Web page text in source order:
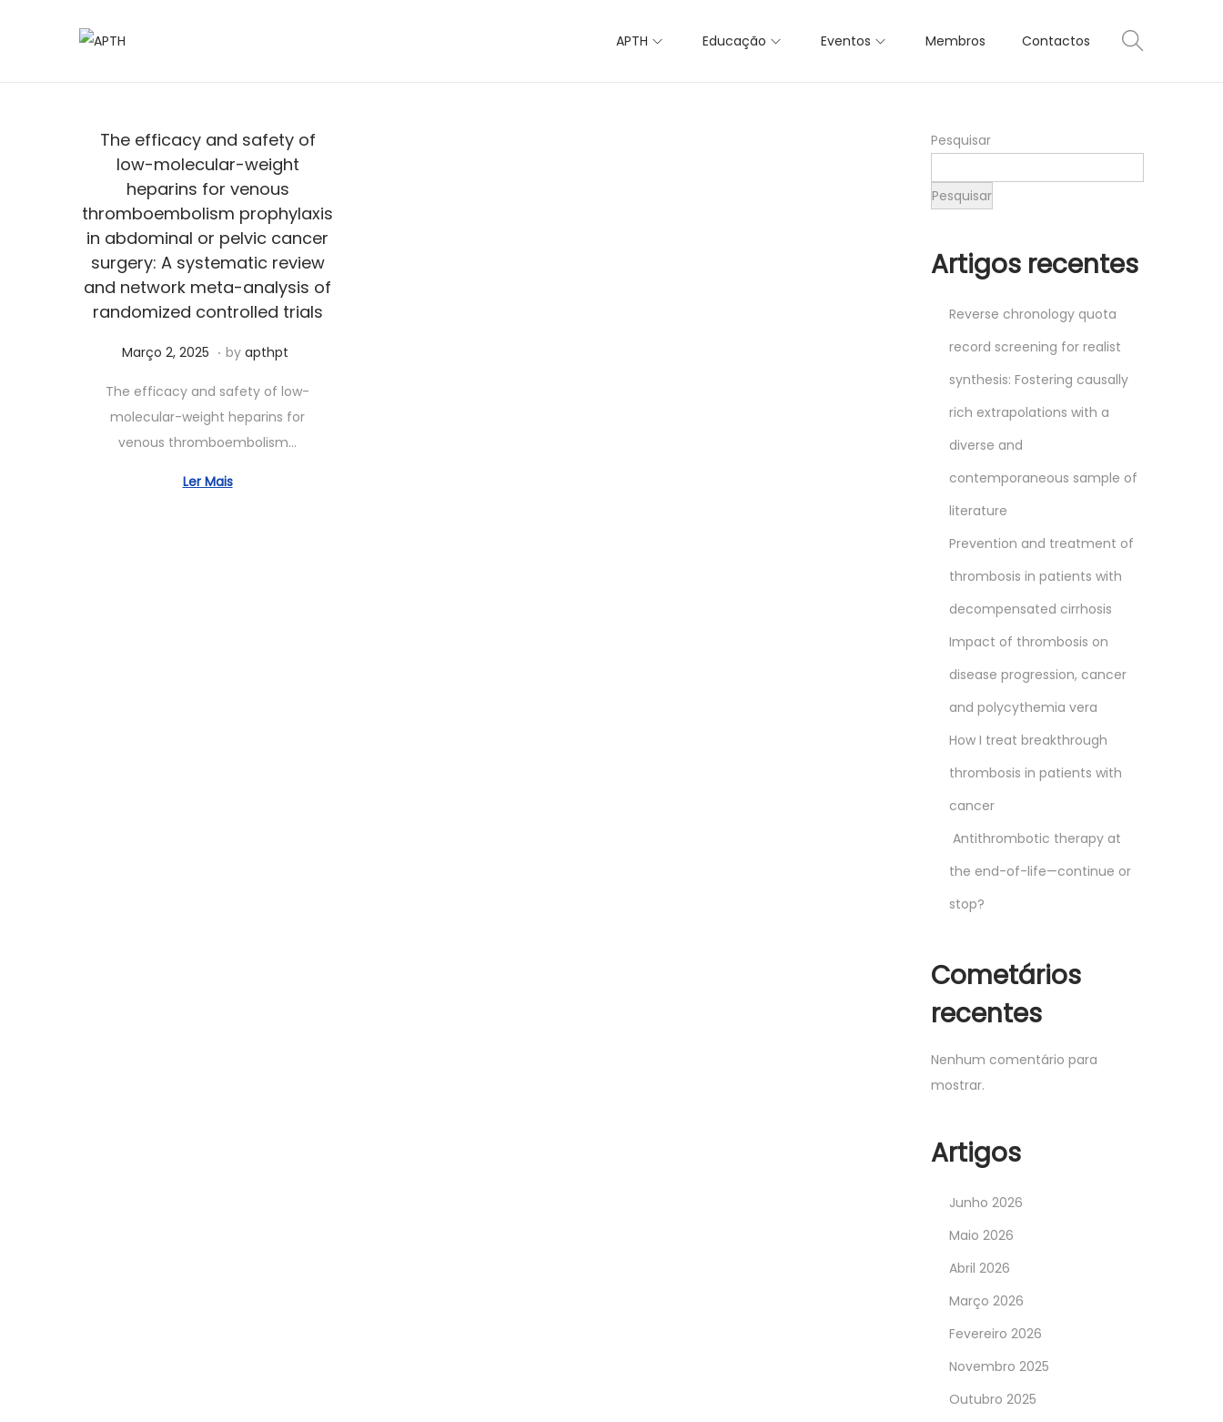
APTH Educação Eventos Membros Contactos
The efficacy and safety of
low-molecular-weight
heparins for venous
thromboembolism prophylaxis
in abdominal or pelvic cancer
surgery: A systematic review
and network meta-analysis of
randomized controlled trials
Posted on
Março 2, 2025 J
n
h
o
2
. by apthpt
The efficacy and safety of low-
molecular-weight heparins for
venous thromboembolism…
Ler Mais
Pesquisar
Pesquisar
Artigos recentes
Reverse chronology quota
record screening for realist
synthesis: Fostering causally
rich extrapolations with a
diverse and
contemporaneous sample of
literature
Prevention and treatment of
thrombosis in patients with
decompensated cirrhosis
Impact of thrombosis on
disease progression, cancer
and polycythemia vera
How I treat breakthrough
thrombosis in patients with
cancer
Antithrombotic therapy at
the end-of-life—continue or
stop?
Cometários
recentes
Nenhum comentário para
mostrar.
Artigos
Junho 2026
Maio 2026
Abril 2026
Março 2026
Fevereiro 2026
Novembro 2025
Outubro 2025